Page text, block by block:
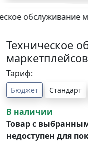
Техническое
маркетплейсов
Тариф:
Бюджет Стандарт
В наличии
Товар с
недоступен для